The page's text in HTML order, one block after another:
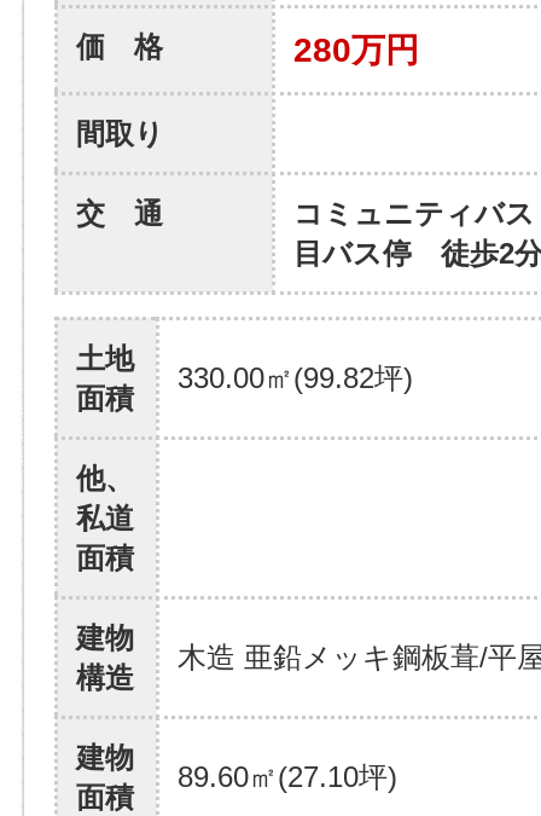
価 格 280万円
間取り
交 通
コミュニティバ
目バス停 徒歩
土地
面積
330.00㎡(99.82坪)
他、
私道
面積
建物
構造
木造 亜鉛メッキ鋼板葺/平
建物
面積
89.60㎡(27.10坪)